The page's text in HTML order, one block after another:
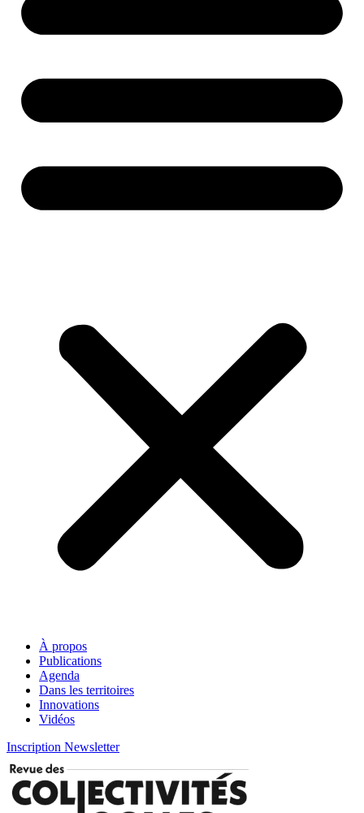
À propos
Publications
Agenda
Dans les territoires
Innovations
Vidéos
Inscription Newsletter